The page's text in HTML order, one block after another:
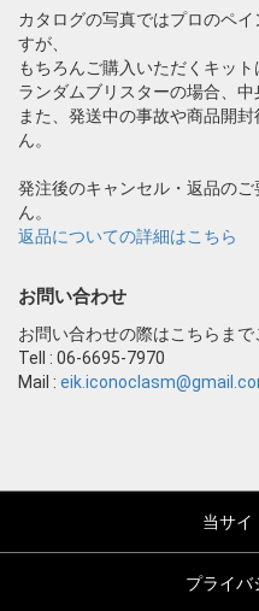
カタログの写真ではプロのペ
すが、
もちろんご購入いただくキッ
ランダムブリスターの場合、中
また、発送中の事故や商品開
ん。
発注後のキャンセル・返品の
ん。
返品についての詳細はこちら
お問い合わせ
お問い合わせの際はこちらま
Tell : 06-6695-7970
Mail :
当サイ
プライバ